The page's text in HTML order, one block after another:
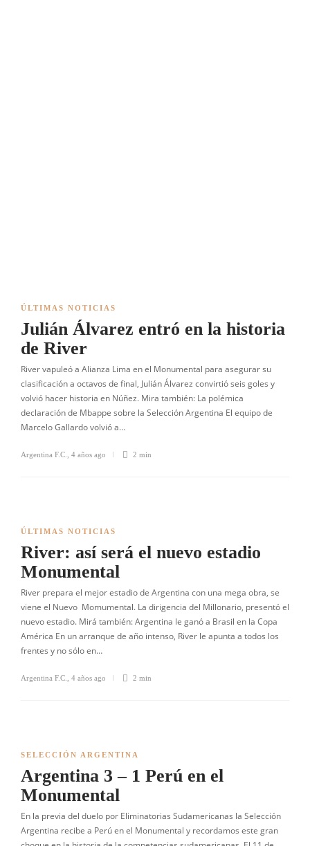
ÚLTIMAS NOTICIAS
Julián Álvarez entró en la historia
de River
River vapuleó a Alianza Lima en el Monumental para asegurar su
clasificación a octavos de final, Julián Álvarez convirtió seis goles y
volvió hacer historia en Núñez. Mira también: La polémica
declaración de Mbappe sobre la Selección Argentina El equipo de
Marcelo Gallardo volvió a…
Argentina F.C. 4 años ago 2 min
ÚLTIMAS NOTICIAS
River: así será el nuevo estadio
Monumental
River prepara el mejor estadio de Argentina con una mega obra, se
viene el Nuevo Momumental. La dirigencia del Millonario, presentó el
nuevo estadio. Mirá también: Argentina le ganó a Brasil en la Copa
América En un arranque de año intenso, River le apunta a todos los
frentes y no sólo en…
Argentina F.C. 4 años ago 2 min
SELECCIÓN ARGENTINA
Argentina 3 – 1 Perú en el
Monumental
En la previa del duelo por Eliminatorias Sudamericanas la Selección
Argentina recibe a Perú en el Monumental y recordamos este gran